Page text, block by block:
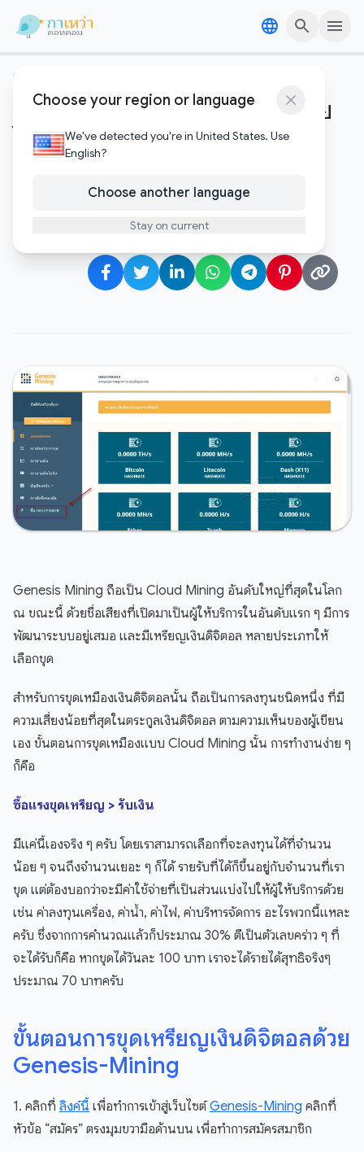
Choose your region or language
We've detected you're in United States. Use
English?
Choose another language
Stay on current
คริปโตและบล๊อคเชน
การขุดเหมืองเงินดิจิตอล สร้างราย
ได้แบบยั่งยืนด้วย Genesis
ตุลาคม 8, 2017 •1 minute to read
Genesis Mining ถือเป็น Cloud Mining อันดับใหญ่ที่สุดในโลก
ณ ขณะนี้ ด้วยชื่อเสียงที่เปิดมาเป็นผู้ให้บริการในอันดับแรก ๆ มีการ
พัฒนาระบบอยู่เสมอ และมีเหรียญเงินดิจิตอล หลายประเภทให้
เลือกขุด
สำหรับการขุดเหมืองเงินดิจิตอลนั้น ถือเป็นการลงทุนชนิดหนึ่ง ที่มี
ความเสี่ยงน้อยที่สุดในตระกูลเงินดิจิตอล ตามความเห็นของผู้เขียน
เอง ขั้นตอนการขุดเหมืองแบบ Cloud Mining นั้น การทำงานง่าย ๆ
ก็คือ
ซื้อแรงขุดเหรียญ > รับเงิน
มีแค่นี้เองจริง ๆ ครับ โดยเราสามารถเลือกที่จะลงทุนได้ที่จำนวน
น้อย ๆ จนถึงจำนวนเยอะ ๆ ก็ได้ รายรับที่ได้ก็ขึ้นอยู่กับจำนวนที่เรา
ขุด แต่ต้องบอกว่าจะมีค่าใช้จ่ายที่เป็นส่วนแบ่งไปให้ผู้ให้บริการด้วย
เช่น ค่าลงทุนเครื่อง, ค่าน้ำ, ค่าไฟ, ค่าบริหารจัดการ อะไรพวกนี้แหละ
ครับ ซึ่งจากการคำนวณแล้วก็ประมาณ 30% ตีเป็นตัวเลขคร่าว ๆ ที่
จะได้รับก็คือ หากขุดได้วันละ 100 บาท เราจะได้รายได้สุทธิจริงๆ
ประมาณ 70 บาทครับ
ขั้นตอนการขุดเหรียญเงินดิจิตอลด้วย
Genesis-Mining
1. คลิกที่ ลิงค์นี้ เพื่อทำการเข้าสู่เว็บไซต์Genesis-Mining คลิกที่
หัวข้อ “สมัคร” ตรงมุมขวามือด้านบน เพื่อทำการสมัครสมาชิก